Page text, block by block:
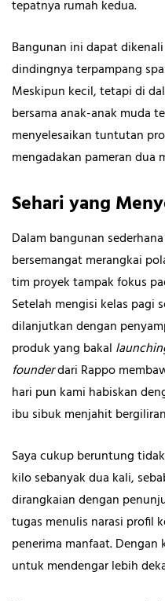
tepatnya rumah kedua.
Bangunan ini dapat
dindingnya terpampang
Meskipun kecil, tetapi di
bersama anak-anak muda
menyelesaikan tuntutan
mengadakan pameran dua
Sehari yang
Dalam bangunan
bersemangat merangkai
tim proyek tampak fokus
Setelah mengisi kelas pagi
dilanjutkan dengan
produk yang bakal
founderdari Rappo
hari pun kami habiskan
ibu sibuk menjahit
Saya cukup beruntung
kilo sebanyak dua kali,
dirangkaian dengan
tugas menulis narasi profil
penerima manfaat.
untuk mendengar lebih